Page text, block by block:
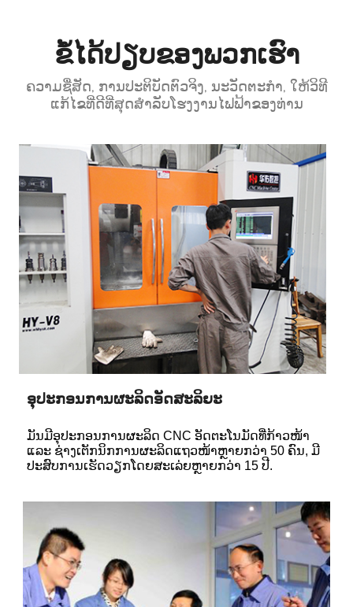
ຂໍ້ໄດ້ປຽບຂອງພວກເຮົາ
ຄວາມຊື່ສັດ, ການປະຕິບັດຕົວຈິງ, ນະວັດຕະກໍາ, ໃຫ້ວິທີ
ແກ້ໄຂທີ່ດີທີ່ສຸດສໍາລັບໂຮງງານໄຟຟ້າຂອງທ່ານ
ອຸປະກອນການຜະລິດອັດສະລິຍະ
ມັນມີອຸປະກອນການຜະລິດ CNC ອັດຕະໂນມັດທີ່ກ້າວໜ້າ
ແລະ ຊ່າງເຕັກນິກການຜະລິດແຖວໜ້າຫຼາຍກວ່າ 50 ຄົນ, ມີ
ປະສົບການເຮັດວຽກໂດຍສະເລ່ຍຫຼາຍກວ່າ 15 ປີ.